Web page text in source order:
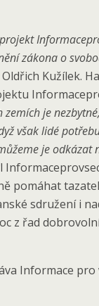
zákona o
Kužílek.
zemích je
však lidé
je odkázat
pomáhat
sdružení i
z řad
Informace pro